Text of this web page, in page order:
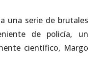
una serie de brutales
de policía, un
científico, Margo